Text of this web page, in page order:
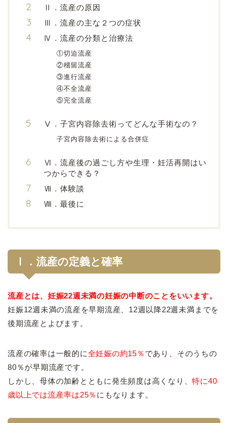
Ⅱ．流産の原因
Ⅲ．流産の主な２つの症状
Ⅳ．流産の分類と治療法
①切迫流産
②稽留流産
③進行流産
④不全流産
⑤完全流産
Ⅴ．子宮内容除去術ってどんな手術なの？
子宮内容除去術による合併症
Ⅵ．流産後の過ごし方や生理・妊活再開はい
つからできる？
Ⅶ．体験談
Ⅷ．最後に
Ⅰ．流産の定義と確率
流産とは、妊娠22週未満の妊娠の中断のことをいいます。
妊娠12週未満の流産を早期流産、12週以降22週未満までを
後期流産とよびます。
流産の確率は一般的に全妊娠の約15％ であり、そのうちの
80％が早期流産です。
しかし、母体の加齢とともに発生頻度は高くなり、特に40
歳以上では流産率は25％ にもなります。